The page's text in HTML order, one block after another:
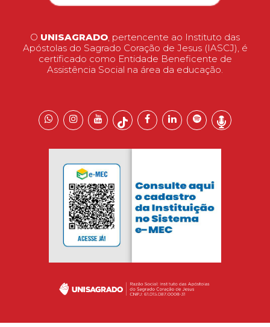
O UNISAGRADO, pertencente ao Instituto das
Apóstolas do Sagrado Coração de Jesus (IASCJ), é
certificado como Entidade Beneficente de
Assistência Social na área da educação.